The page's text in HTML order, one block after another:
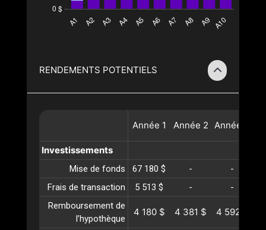
RENDEMENTS POTENTIELS
Année 1 Année 2 Année
Investissements
Mise de fonds 67 180 $ -
-
Frais de transaction
5 513 $ -
-
Remboursement de
l’hypothèque
4 180 $ 4 381 $ 4 592 $